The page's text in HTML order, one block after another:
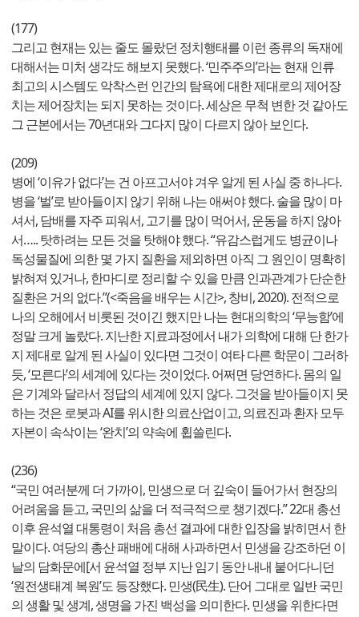
(177)
그리고 현재는 있는 줄도 몰랐던 정치행태를 이런 종류의 독재에
대해서는 미처 생각도 해보지 못했다. ‘민주주의’라는 현재 인류
최고의 시스템도 악착스런 인간의 탐욕에 대한 제대로의 제어장
치는 제어장치는 되지 못하는 것이다. 세상은 무척 변한 것 같아도
그 근본에서는 70년대와 그다지 많이 다르지 않아 보인다.
(209)
병에 ‘이유가 없다’는 건 아프고서야 겨우 알게 된 사실 중 하나다.
병을 ‘벌’로 받아들이지 않기 위해 나는 애써야 했다. 술을 많이 마
셔서, 담배를 자주 피워서, 고기를 많이 먹어서, 운동을 하지 않아
서….. 탓하려는 모든 것을 탓해야 했다. “유감스럽게도 병균이나
독성물질에 의한 몇 가지 질환을 제외하면 아직 그 원인이 명확히
밝혀져 있거나, 한마디로 정리할 수 있을 만큼 인과관계가 단순한
질환은 거의 없다.”(<죽음을 배우는 시간>, 창비, 2020). 전적으로
나의 오해에서 비롯된 것이긴 했지만 나는 현대의학의 ‘무능함’에
정말 크게 놀랐다. 지난한 지료과정에서 내가 의학에 대해 단 한가
지 제대로 알게 된 사실이 있다면 그것이 여타 다른 학문이 그러하
듯, ‘모른다’의 세계에 있다는 것이었다. 어쩌면 당연하다. 몸의 일
은 기계와 달라서 정답의 세계에 있지 않다. 그것을 받아들이지 못
하는 것은 로봇과 AI를 위시한 의료산업이고, 의료진과 환자 모두
자본이 속삭이는 ‘완치’의 약속에 휩쓸린다.
(236)
“국민 여러분께 더 가까이, 민생으로 더 깊숙이 들어가서 현장의
어려움을 듣고, 국민의 삶을 더 적극적으로 챙기겠다.” 22대 총선
이후 윤석열 대통령이 처음 총선 결과에 대한 입장을 밝히면서 한
말이다. 여당의 총산 패배에 대해 사과하면서 민생을 강조하던 이
날의 담화문에[서 윤석열 정부 지난 임기 동안 내내 붙어다니던
‘원전생태계 복원’도 등장했다. 민생(民生). 단어 그대로 일반 국민
의 생활 및 생계, 생명을 가진 백성을 의미한다. 민생을 위한다면